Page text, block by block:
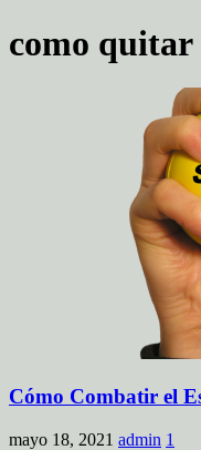
como quitar
Cómo Combatir el
mayo 18, 2021 admin 1